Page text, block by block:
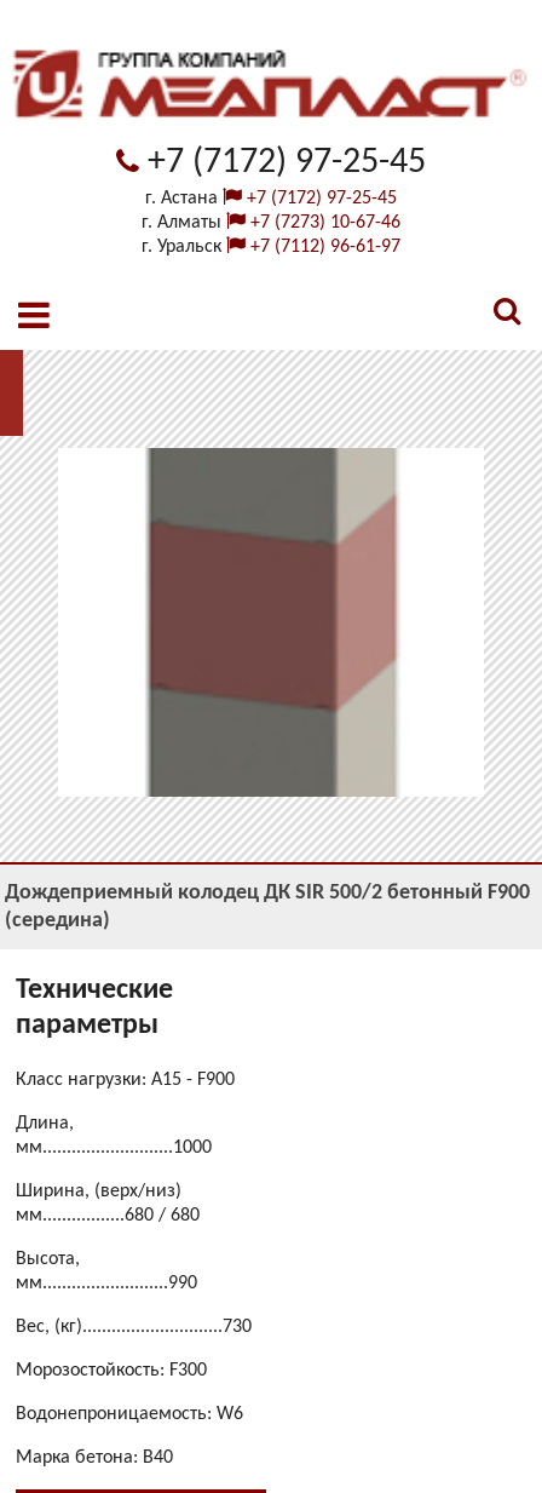
+7 (7172) 97-25-45
г. Астана
+7 (7172) 97-25-45
г. Алматы
+7 (7273) 10-67-46
г. Уральск
+7 (7112) 96-61-97
Дождеприемный колодец ДК SIR 500/2 бетонный F900
(середина)
Технические
параметры
Класс нагрузки: A15 - F900
Длина,
мм...........................1000
Ширина, (верх/низ)
мм.................680 / 680
Высота,
мм..........................990
Вес, (кг).............................730
Морозостойкость: F300
Водонепроницаемость: W6
Марка бетона: B40